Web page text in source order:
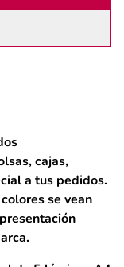
cajas,
a tus pedidos.
se vean